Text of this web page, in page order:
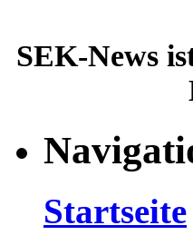
SEK-News
Startseite